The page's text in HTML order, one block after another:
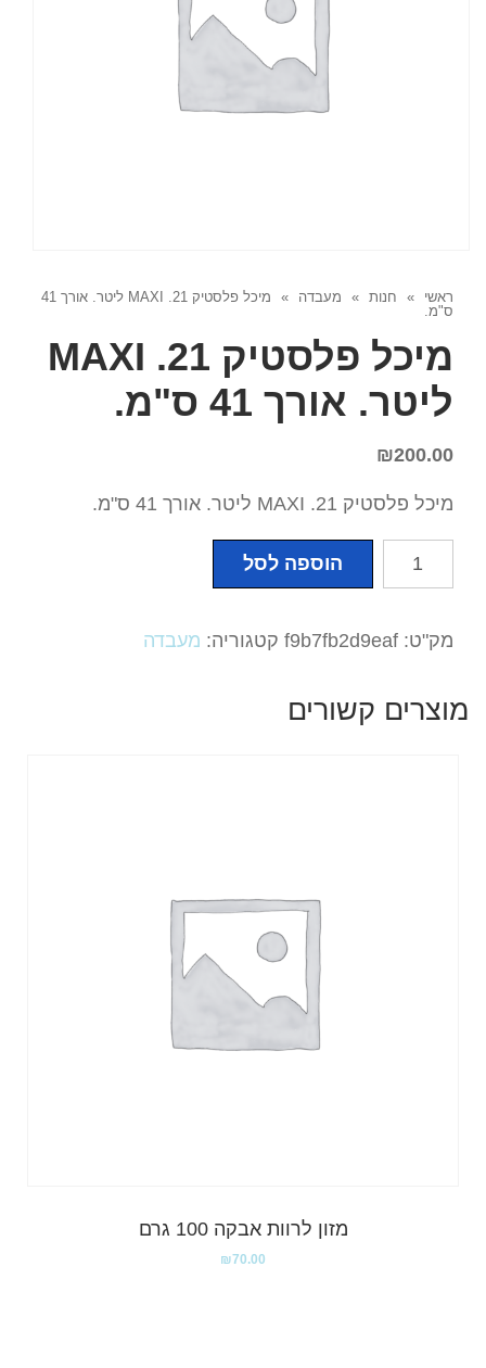
ראשי » חנות » מעבדה »
מיכל פלסטיק MAXI .21 ליטר. אורך 41
ס"מ.
מיכל פלסטיק MAXI .21
ליטר. אורך 41 ס"מ.
₪200.00
מיכל פלסטיק MAXI .21 ליטר. אורך 41 ס"מ.
כמות
פלסטיק
ליטר.
הוספה לסל
מק"ט: f9b7fb2d9eaf קטגוריה: מעבדה
מוצרים קשורים
מזון לרוות אבקה 100 גרם
₪70.00